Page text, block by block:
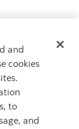
and
cookies
to
and